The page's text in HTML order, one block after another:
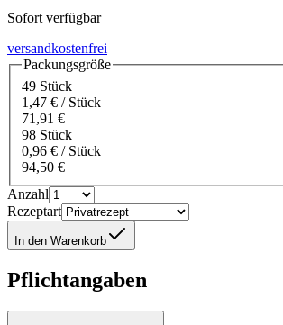
Sofort verfügbar
versandkostenfrei
Packungsgröße
49 Stück
1,47 € / Stück
71,91 €
98 Stück
0,96 € / Stück
94,50 €
Anzahl
Rezeptart
In den Warenkorb
Pflichtangaben